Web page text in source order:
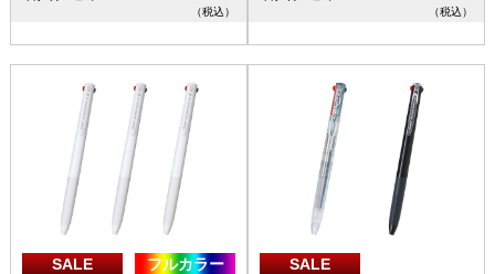
（税込） （税込）
SALE フルカラー SALE